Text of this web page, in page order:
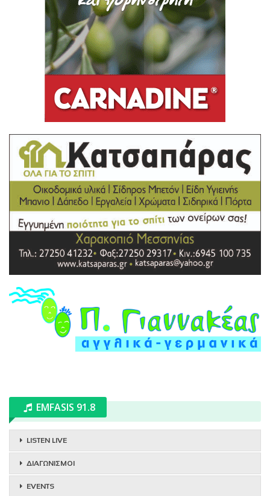
EMFASIS 91.8
LISTEN LIVE
ΔΙΑΓΩΝΙΣΜΟΙ
EVENTS